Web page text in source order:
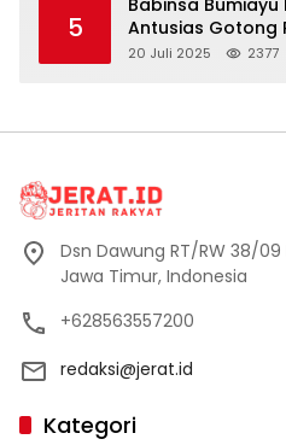
5
Antusias Gotong
Dusun Banaran
20 Juli 2025 2377
Dsn Dawung RT/RW 38/
Jawa Timur, Indonesia
+628563557200
redaksi@jerat.id
Kategori